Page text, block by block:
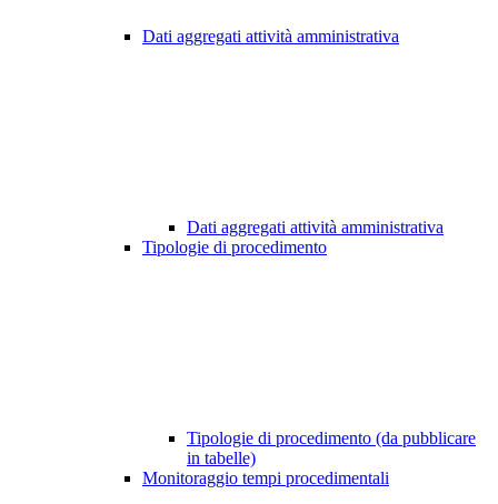
Dati aggregati attività amministrativa
Dati aggregati attività amministrativa
Tipologie di procedimento
Tipologie di procedimento (da pubblicare
in tabelle)
Monitoraggio tempi procedimentali